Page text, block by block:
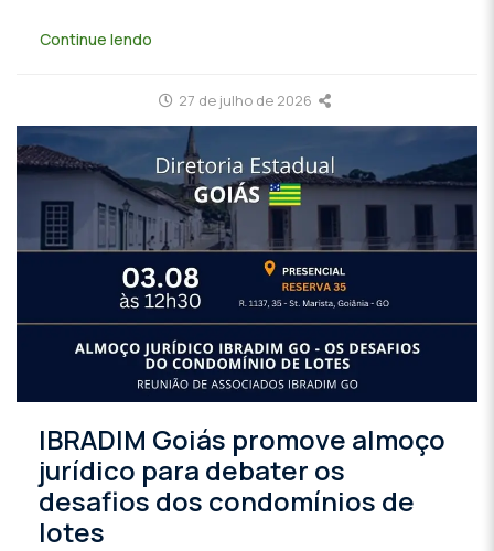
Continue lendo
27 de julho de 2026
IBRADIM Goiás promove almoço
jurídico para debater os
desafios dos condomínios de
lotes